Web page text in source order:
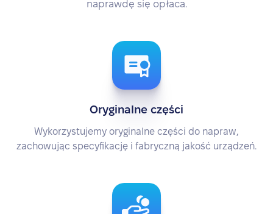
naprawdę się opłaca.
Oryginalne części
Wykorzystujemy oryginalne części do napraw,
zachowując specyfikację i fabryczną jakość urządzeń.